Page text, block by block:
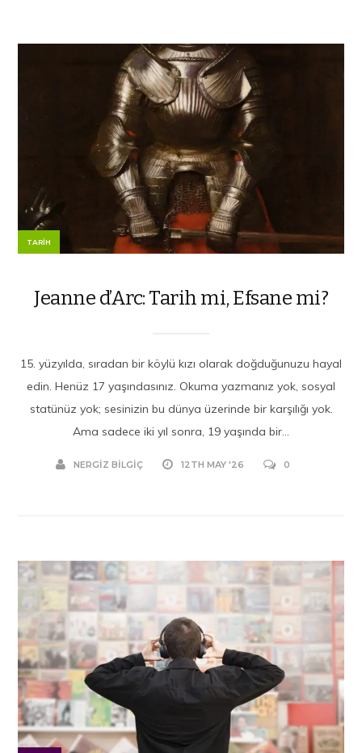
TARIH
Jeanne d’Arc: Tarih mi, Efsane mi?
15. yüzyılda, sıradan bir köylü kızı olarak doğduğunuzu hayal
edin. Henüz 17 yaşındasınız. Okuma yazmanız yok, sosyal
statünüz yok; sesinizin bu dünya üzerinde bir karşılığı yok.
Ama sadece iki yıl sonra, 19 yaşında bir...
NERGIZ BILGIÇ 12TH MAY '26 0